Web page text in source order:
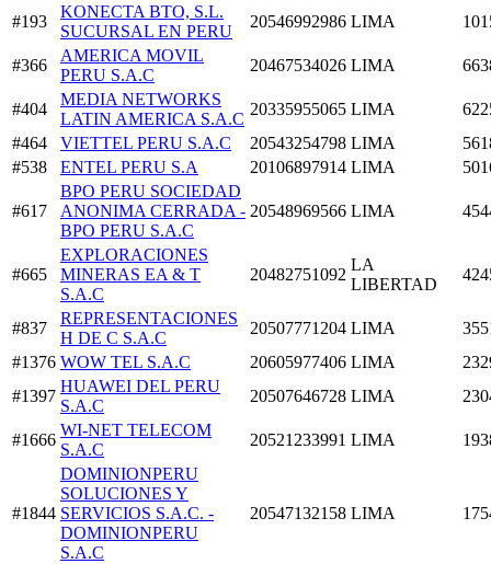
#193
KONECTA BTO, S.L.
SUCURSAL EN PERU
20546992986 LIMA
#366
AMERICA MOVIL
PERU S.A.C
20467534026 LIMA
#404
MEDIA NETWORKS
LATIN AMERICA S.A.C
20335955065 LIMA
#464
VIETTEL PERU S.A.C 20543254798 LIMA
#538
ENTEL PERU S.A 20106897914 LIMA
#617
BPO PERU SOCIEDAD
ANONIMA CERRADA -
BPO PERU S.A.C
20548969566 LIMA
#665
EXPLORACIONES
MINERAS EA & T
S.A.C
20482751092
LA
LIBERTAD
#837
REPRESENTACIONES
H DE C S.A.C
20507771204 LIMA
#1376 WOW TEL S.A.C 20605977406 LIMA
#1397
HUAWEI DEL PERU
S.A.C
20507646728 LIMA
#1666
WI-NET TELECOM
S.A.C
20521233991 LIMA
#1844
DOMINIONPERU
SOLUCIONES Y
SERVICIOS S.A.C. -
DOMINIONPERU
S.A.C
20547132158 LIMA